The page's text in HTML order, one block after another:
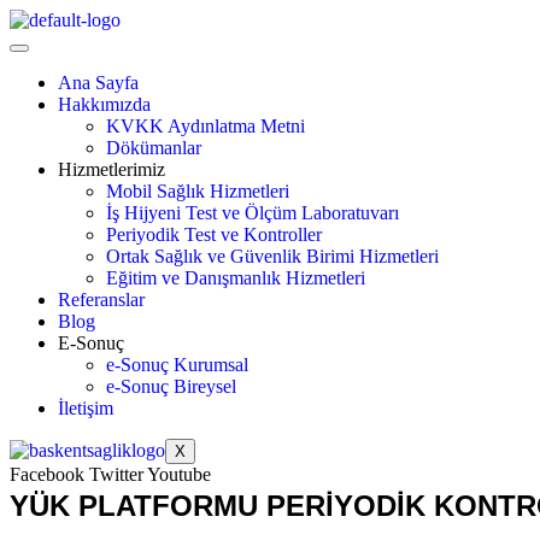
Ana Sayfa
Hakkımızda
KVKK Aydınlatma Metni
Dökümanlar
Hizmetlerimiz
Mobil Sağlık Hizmetleri
İş Hijyeni Test ve Ölçüm Laboratuvarı
Periyodik Test ve Kontroller
Ortak Sağlık ve Güvenlik Birimi Hizmetleri
Eğitim ve Danışmanlık Hizmetleri
Referanslar
Blog
E-Sonuç
e-Sonuç Kurumsal
e-Sonuç Bireysel
İletişim
X
Facebook TwitterYoutube
YÜK PLATFORMU PERİYODİK